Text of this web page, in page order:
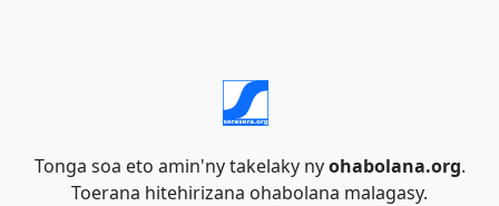
Tonga soa eto amin'ny takelaky nyohabolana.org.
Toerana hitehirizana ohabolana malagasy.